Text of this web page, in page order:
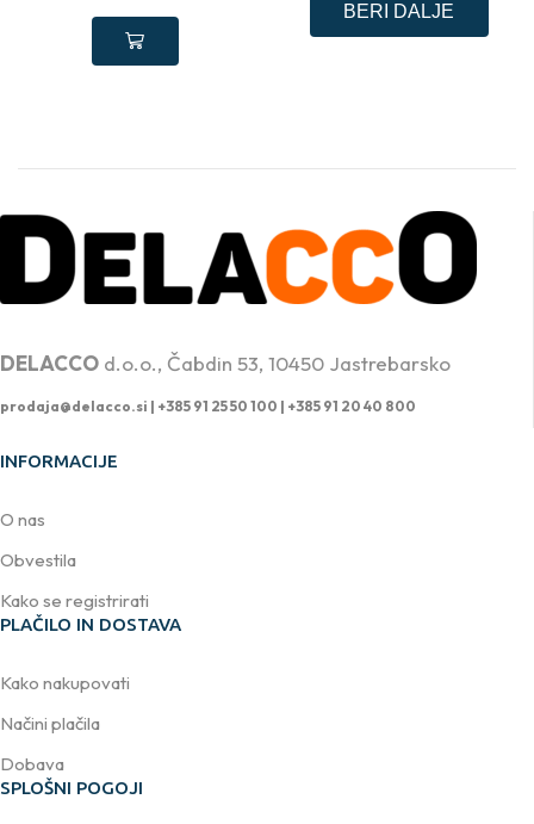
BERI DALJE
DELACCO d.o.o., Čabdin 53, 10450 Jastrebarsko
prodaja@delacco.si | +385 91 25 50 100 | +385 91 20 40 800
INFORMACIJE
O nas
Obvestila
Kako se registrirati
PLAČILO IN DOSTAVA
Kako nakupovati
Načini plačila
Dobava
SPLOŠNI POGOJI